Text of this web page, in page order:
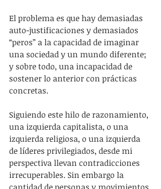
El problema es que hay demasiadas
auto-justificaciones y demasiados
“peros” a la capacidad de imaginar
una sociedad y un mundo diferente;
y sobre todo, una incapacidad de
sostener lo anterior con prácticas
concretas.
Siguiendo este hilo de razonamiento,
una izquierda capitalista, o una
izquierda religiosa, o una izquierda
de líderes privilegiados, desde mi
perspectiva llevan contradicciones
irrecuperables. Sin embargo la